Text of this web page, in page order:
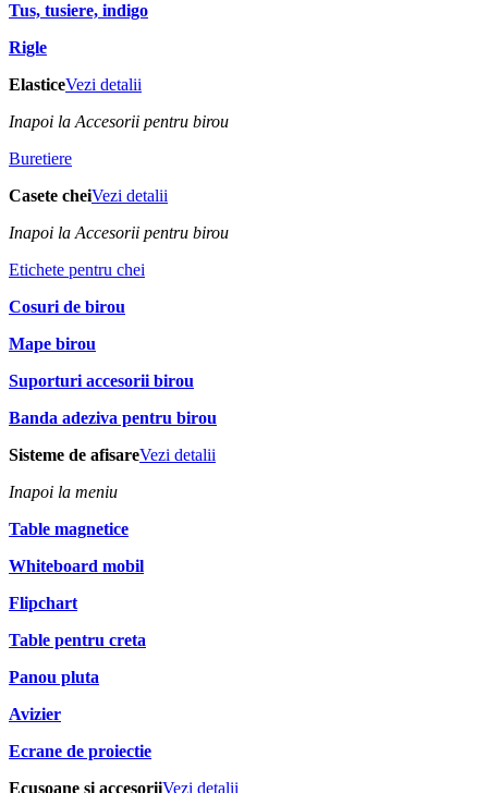
Tus, tusiere, indigo
Rigle
ElasticeVezi detalii
Inapoi la Accesorii pentru birou
Buretiere
Casete cheiVezi detalii
Inapoi la Accesorii pentru birou
Etichete pentru chei
Cosuri de birou
Mape birou
Suporturi accesorii birou
Banda adeziva pentru birou
Sisteme de afisareVezi detalii
Inapoi la meniu
Table magnetice
Whiteboard mobil
Flipchart
Table pentru creta
Panou pluta
Avizier
Ecrane de proiectie
Ecusoane si accesoriiVezi detalii